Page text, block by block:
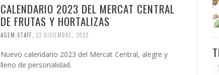
CALENDARIO 2023 DEL MERCAT CENTRAL
DE FRUTAS Y HORTALIZAS
AGEM-STAFF 22 DICIEMBRE, 2022
Nuevo calendario 2023 del Mercat Central, alegre y
lleno de personalidad.